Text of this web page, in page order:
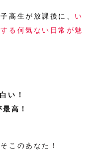
高生が放課後に、 い
る何気ない日常が魅
い！
高！
このあなた！